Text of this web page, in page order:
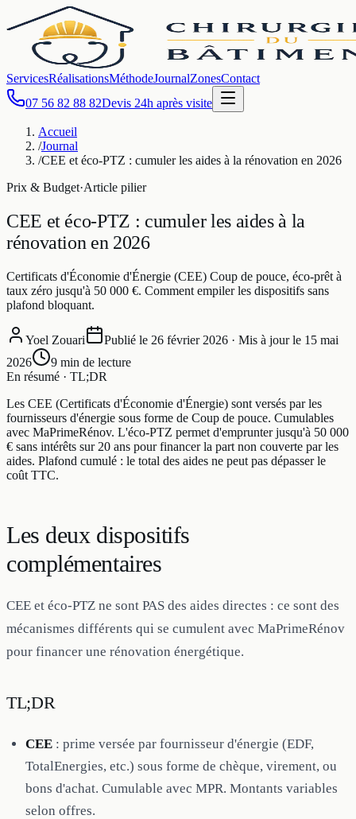
ServicesRéalisationsMéthodeJournalZonesContact
07 56 82 88 82Devis 24h après visite
Accueil
/Journal
/CEE et éco-PTZ : cumuler les aides à la rénovation en 2026
Prix & Budget·Article pilier
CEE et éco-PTZ : cumuler les aides à la
rénovation en 2026
Certificats d'Économie d'Énergie (CEE) Coup de pouce, éco-prêt à
taux zéro jusqu'à 50 000 €. Comment empiler les dispositifs sans
plafond bloquant.
Yoel Zouari Publié le 26 février 2026 · Mis à jour le 15 mai
2026
9 min de lecture
En résumé · TL;DR
Les CEE (Certificats d'Économie d'Énergie) sont versés par les
fournisseurs d'énergie sous forme de Coup de pouce. Cumulables
avec MaPrimeRénov. L'éco-PTZ permet d'emprunter jusqu'à 50 000
€ sans intérêts sur 20 ans pour financer la part non couverte par les
aides. Plafond cumulé : le total des aides ne peut pas dépasser le
coût TTC.
Les deux dispositifs
complémentaires
CEE et éco-PTZ ne sont PAS des aides directes : ce sont des
mécanismes différents qui se cumulent avec MaPrimeRénov
pour financer une rénovation énergétique.
TL;DR
CEE : prime versée par fournisseur d'énergie (EDF,
TotalEnergies, etc.) sous forme de chèque, virement, ou
bons d'achat. Cumulable avec MPR. Montants variables
selon offres.